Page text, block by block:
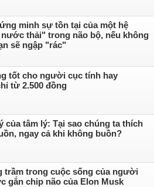
minh sự tồn tại của một hệ
thải" trong não bộ, nếu không
sẽ ngập "rác"
tốt cho người cục tính hay
từ 2.500 đồng
của tâm lý: Tại sao chúng ta thích
ngay cả khi không buồn?
trầm trong cuộc sống của người
gắn chip não của Elon Musk